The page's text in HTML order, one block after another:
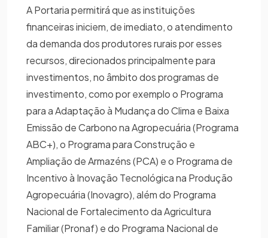
A Portaria permitirá que as instituições
financeiras iniciem, de imediato, o atendimento
da demanda dos produtores rurais por esses
recursos, direcionados principalmente para
investimentos, no âmbito dos programas de
investimento, como por exemplo o Programa
para a Adaptação à Mudança do Clima e Baixa
Emissão de Carbono na Agropecuária (Programa
ABC+), o Programa para Construção e
Ampliação de Armazéns (PCA) e o Programa de
Incentivo à Inovação Tecnológica na Produção
Agropecuária (Inovagro), além do Programa
Nacional de Fortalecimento da Agricultura
Familiar (Pronaf) e do Programa Nacional de